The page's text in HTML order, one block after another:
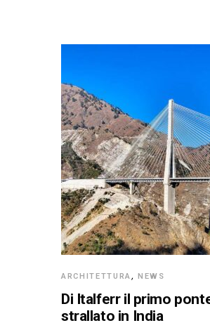
ARCHITETTURA,NEWS
Di Italferr il primo
strallato in India